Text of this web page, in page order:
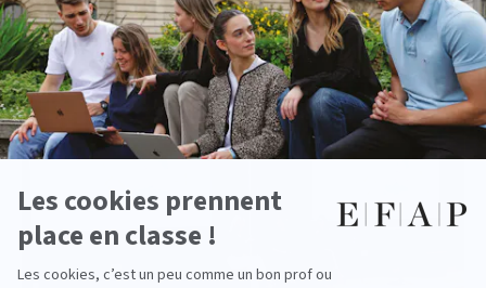
Voir d'autres actualités